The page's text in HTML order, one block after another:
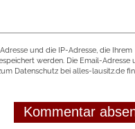
und die IP-Adresse, die Ihrem
werden. Die Email-Adresse
Datenschutz bei alles-lausitz.de